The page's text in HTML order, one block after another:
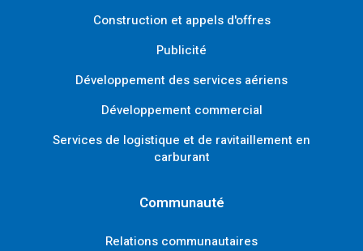
Construction et appels d'offres
Publicité
Développement des services aériens
Développement commercial
Services de logistique et de ravitaillement en
carburant
Communauté
Relations communautaires